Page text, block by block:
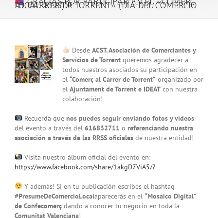
AL CARRER DE TORRENT» (DÍA DEL COMERCIO LOCAL 2025) !!
View
Larger
Image
Desde ACST. Asociación de Comerciantes y
Servicios de Torrentqueremos agradecer a
todos nuestros asociados su participación en
el “Comerç al Carrer de Torrent” organizado por
el Ajuntament de Torrent e IDEATcon nuestra
colaboración!
Recuerda que nos puedes seguir enviando fotos y vídeos
del evento a través del 616832711 o referenciando nuestra
asociación a través de las RRSS oficiales de nuestra entidad!
Visita nuestro álbum oficial del evento en:
https://www.facebook.com/share/1akgD7ViA5/?
Y además! Si en tu publicación escribes el hashtag
#PresumeDeComercioLocalaparecerás en el “Mosaico Digital”
de Confecomerç dando a conocer tu negocio en toda la
Comunitat Valenciana!